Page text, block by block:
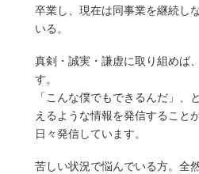
卒業し、現在は同事業を継続し
いる。
真剣・誠実・謙虚に取り組めば
す。
「こんな僕でもできるんだ」、
えるような情報を発信すること
日々発信しています。
苦しい状況で悩んでいる方。全